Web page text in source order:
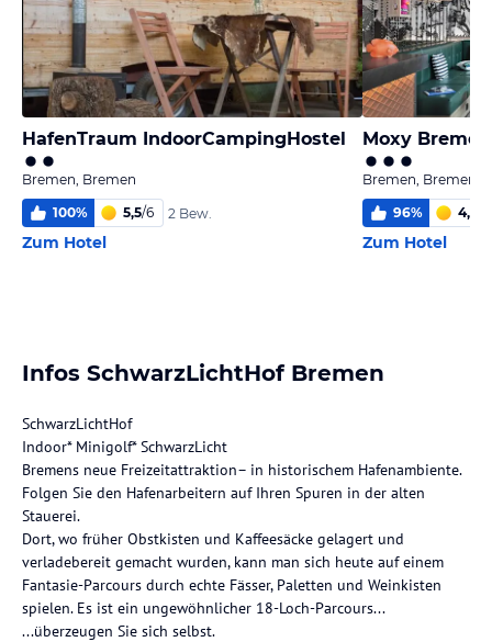
HafenTraum IndoorCampingHostel
Bremen, Bremen
100% 5,5/6 2 Bew.
Zum Hotel
Moxy Bremen
Bremen, Bremen
96% 4,9
Zum Hotel
Infos SchwarzLichtHof Bremen
SchwarzLichtHof
Indoor* Minigolf* SchwarzLicht
Bremens neue Freizeitattraktion– in historischem Hafenambiente.
Folgen Sie den Hafenarbeitern auf Ihren Spuren in der alten
Stauerei.
Dort, wo früher Obstkisten und Kaffeesäcke gelagert und
verladebereit gemacht wurden, kann man sich heute auf einem
Fantasie-Parcours durch echte Fässer, Paletten und Weinkisten
spielen. Es ist ein ungewöhnlicher 18-Loch-Parcours...
...überzeugen Sie sich selbst.